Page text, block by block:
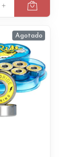
+
Agotado